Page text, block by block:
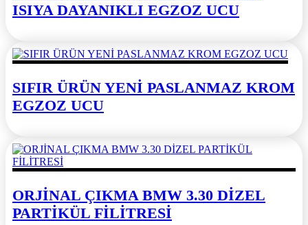
ISIYA DAYANIKLI EGZOZ UCU
SIFIR ÜRÜN YENİ PASLANMAZ KROM
EGZOZ UCU
ORJİNAL ÇIKMA BMW 3.30 DİZEL
PARTİKÜL FİLİTRESİ